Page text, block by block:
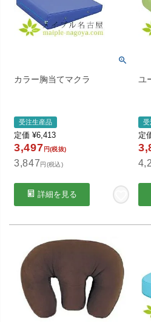
カラー胸当てマクラ
受注生産品
定価 ¥6,413
3,497 円(税抜)
3,847円(税込)
詳細を見る
ユ
受
定